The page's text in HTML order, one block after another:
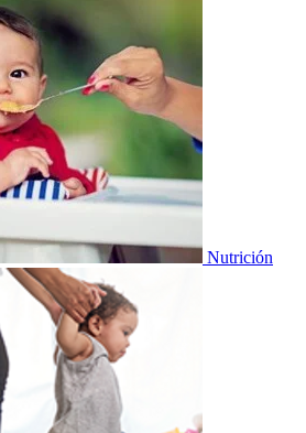
Nutrición